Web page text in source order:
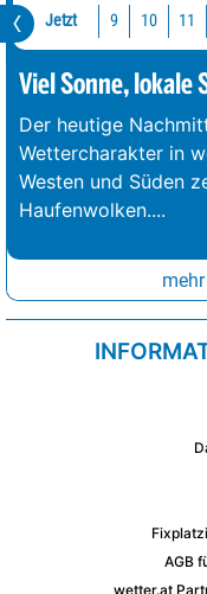
Jetzt 9 10 11
Viel Sonne, lokale
Der heutige
Wettercharakter in
Westen und Süden
Haufenwolken....
AGB
wetter.at